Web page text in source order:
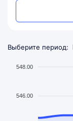
Выберите период:
548.00
546.00